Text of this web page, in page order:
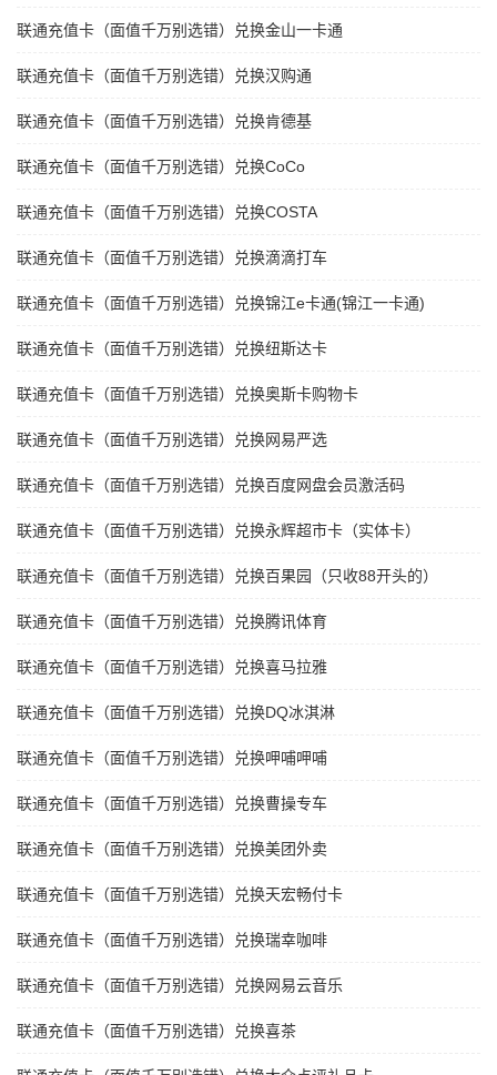
联通充值卡（面值千万别选错）兑换金山一卡通
联通充值卡（面值千万别选错）兑换汉购通
联通充值卡（面值千万别选错）兑换肯德基
联通充值卡（面值千万别选错）兑换CoCo
联通充值卡（面值千万别选错）兑换COSTA
联通充值卡（面值千万别选错）兑换滴滴打车
联通充值卡（面值千万别选错）兑换锦江e卡通(锦江一卡通)
联通充值卡（面值千万别选错）兑换纽斯达卡
联通充值卡（面值千万别选错）兑换奥斯卡购物卡
联通充值卡（面值千万别选错）兑换网易严选
联通充值卡（面值千万别选错）兑换百度网盘会员激活码
联通充值卡（面值千万别选错）兑换永辉超市卡（实体卡）
联通充值卡（面值千万别选错）兑换百果园（只收88开头的）
联通充值卡（面值千万别选错）兑换腾讯体育
联通充值卡（面值千万别选错）兑换喜马拉雅
联通充值卡（面值千万别选错）兑换DQ冰淇淋
联通充值卡（面值千万别选错）兑换呷哺呷哺
联通充值卡（面值千万别选错）兑换曹操专车
联通充值卡（面值千万别选错）兑换美团外卖
联通充值卡（面值千万别选错）兑换天宏畅付卡
联通充值卡（面值千万别选错）兑换瑞幸咖啡
联通充值卡（面值千万别选错）兑换网易云音乐
联通充值卡（面值千万别选错）兑换喜茶